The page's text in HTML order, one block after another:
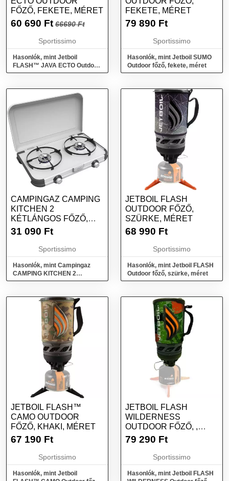
FŐZŐ, FEKETE, MÉRET
60 690 Ft 66690 Ft
Sportissimo
Hasonlók, mint Jetboil
FLASH™ JAVA ECTO Outdoor
főző, fekete, méret
FEKETE, MÉRET
79 890 Ft
Sportissimo
Hasonlók, mint Jetboil SUMO
Outdoor főző, fekete, méret
CAMPINGAZ CAMPING
KITCHEN 2
KÉTLÁNGOS FŐZŐ,
EZÜST, MÉRET
31 090 Ft
Sportissimo
Hasonlók, mint Campingaz
CAMPING KITCHEN 2
Kétlángos főző, ezüst, méret
JETBOIL FLASH
OUTDOOR FŐZŐ,
SZÜRKE, MÉRET
68 990 Ft
Sportissimo
Hasonlók, mint Jetboil FLASH
Outdoor főző, szürke, méret
JETBOIL FLASH™
CAMO OUTDOOR
FŐZŐ, KHAKI, MÉRET
67 190 Ft
Sportissimo
Hasonlók, mint Jetboil
JETBOIL FLASH
WILDERNESS
OUTDOOR FŐZŐ, ,
MÉRET
79 290 Ft
Sportissimo
Hasonlók, mint Jetboil FLASH